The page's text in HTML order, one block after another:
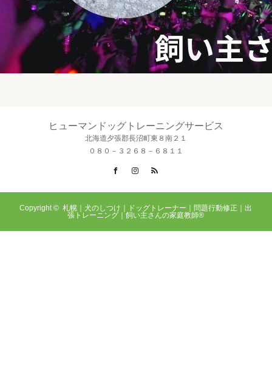
ヒューマンドッグトレーニングサービス
北海道夕張郡長沼町東８南２１
０８０－３２６８－６８１１
FacebookInstagram
Copyright ©札幌｜犬のしつけ｜ドッグトレーナー｜問題行動修正｜出
張トレーニング｜飼い主さんの家庭教師®️